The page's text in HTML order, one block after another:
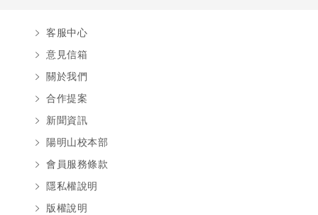
客服中心
意見信箱
關於我們
合作提案
新聞資訊
陽明山校本部
會員服務條款
隱私權說明
版權說明